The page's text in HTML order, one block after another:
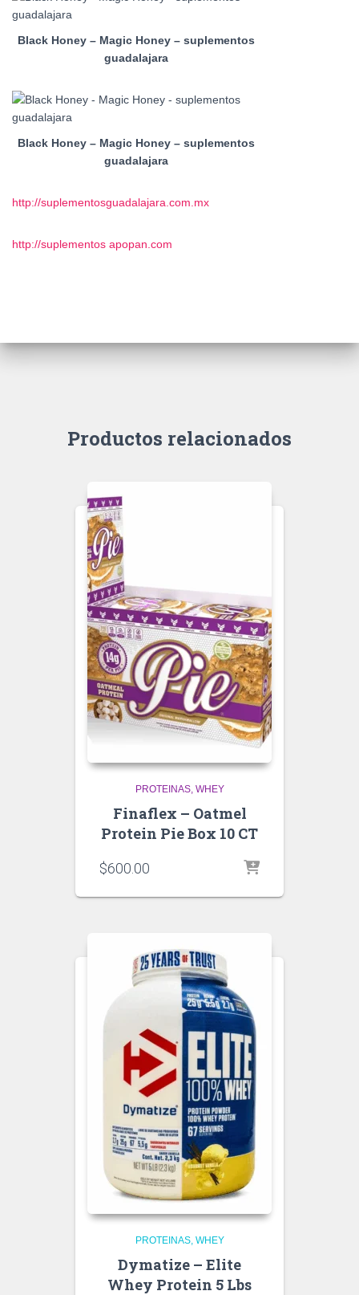
Black Honey – Magic Honey – suplementos
guadalajara
Black Honey – Magic Honey – suplementos
guadalajara
http://suplementosguadalajara.com.mx
http://suplementos apopan.com
Productos relacionados
PROTEINAS WHEY
Finaflex – Oatmel
Protein Pie Box 10 CT
$600.00
PROTEINAS WHEY
Dymatize – Elite
Whey Protein 5 Lbs